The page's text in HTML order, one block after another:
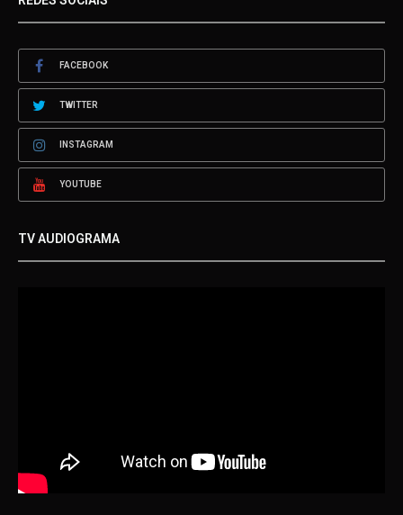
FACEBOOK
TWITTER
INSTAGRAM
YOUTUBE
TV AUDIOGRAMA